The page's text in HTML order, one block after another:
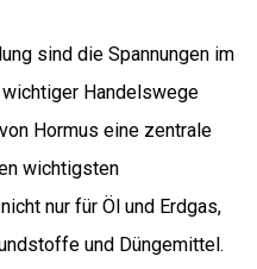
sind die Spannungen im
Handelswege
Hormus eine zentrale
wichtigsten
nur für Öl und Erdgas,
und Düngemittel.